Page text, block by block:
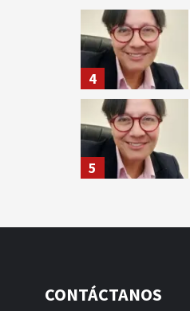
4
5
CONTÁCTANOS